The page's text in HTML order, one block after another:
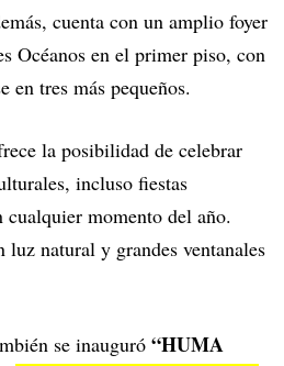
cuenta con un amplio foyer
Océanos en el primer piso, con
tres más pequeños.
la posibilidad de celebrar
incluso fiestas
momento del año.
luz natural y grandes ventanales
se inauguró “HUMA